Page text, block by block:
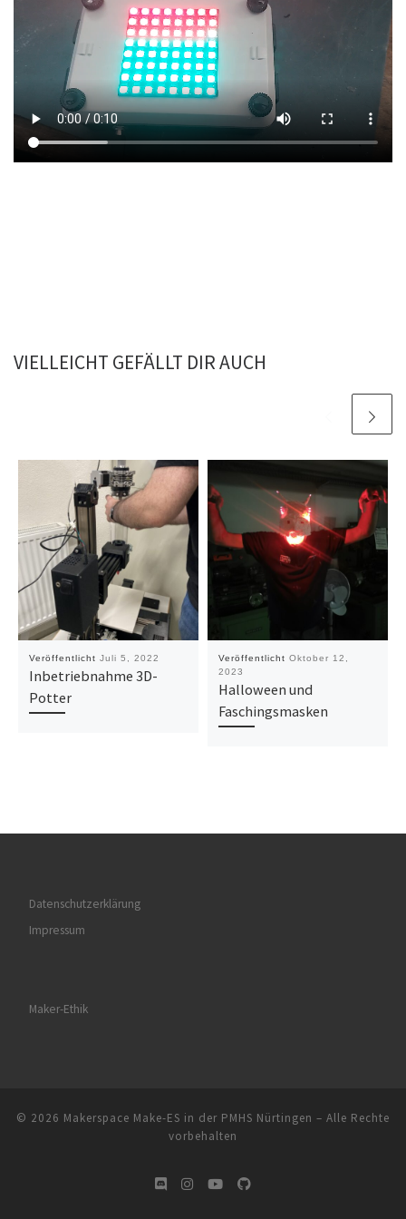
VIELLEICHT GEFÄLLT DIR AUCH
Veröffentlicht Juli 5, 2022
Inbetriebnahme 3D-
Potter
Veröffentlicht Oktober 12,
2023
Halloween und
Faschingsmasken
Datenschutzerklärung
Impressum
Maker-Ethik
© 2026 Makerspace Make-ES in der PMHS Nürtingen – Alle Rechte
vorbehalten